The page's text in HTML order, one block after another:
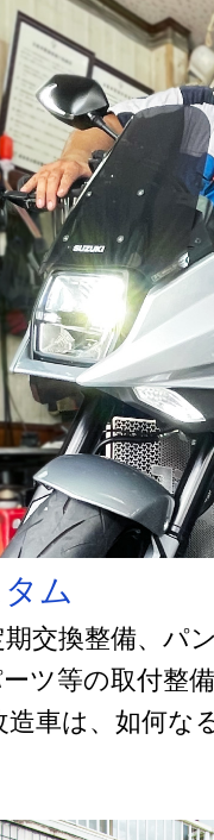
ム
交換整備、パ
ツ等の取付整
造車は、如何な